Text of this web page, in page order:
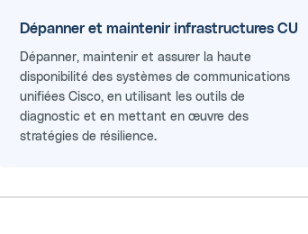
Dépanner et maintenir infrastructures CU
Dépanner, maintenir et assurer la haute
disponibilité des systèmes de communications
unifiées Cisco, en utilisant les outils de
diagnostic et en mettant en œuvre des
stratégies de résilience.